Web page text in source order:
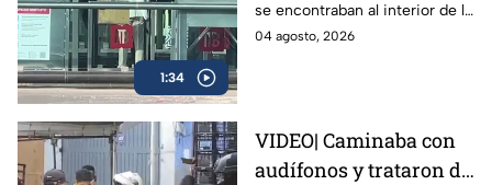
1:34
se encontraban al interior de la
estación Volcán de Fuego en el
04 agosto, 2026
VIDEO| Caminaba con
audífonos y trataron de